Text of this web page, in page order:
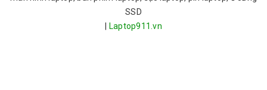
SSD
Laptop911.vn